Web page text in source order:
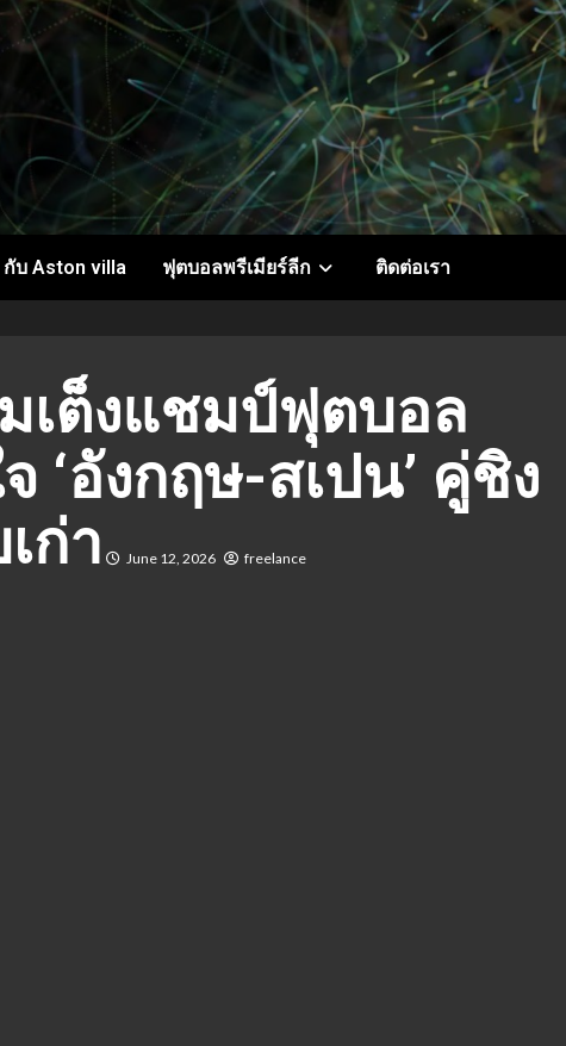
กับ Aston villa ฟุตบอลพรีเมียร์ลีก ติดต่อเรา
เต็งแชมป์ฟุตบอล
‘อังกฤษ-สเปน’ คู่ชิง
ก่า
June 12, 2026 freelance